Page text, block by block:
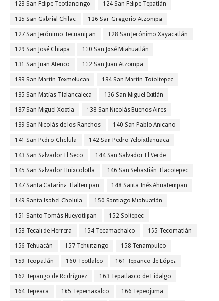
123 San Felipe Teotlancingo 124 San Felipe Tepatlán
125 San Gabriel Chilac 126 San Gregorio Atzompa
127 San Jerónimo Tecuanipan 128 San Jerónimo Xayacatlán
129 San José Chiapa 130 San José Miahuatlán
131 San Juan Atenco 132 San Juan Atzompa
133 San Martín Texmelucan 134 San Martín Totoltepec
135 San Matías Tlalancaleca 136 San Miguel Ixitlán
137 San Miguel Xoxtla 138 San Nicolás Buenos Aires
139 San Nicolás de los Ranchos 140 San Pablo Anicano
141 San Pedro Cholula 142 San Pedro Yeloixtlahuaca
143 San Salvador El Seco 144 San Salvador El Verde
145 San Salvador Huixcolotla 146 San Sebastián Tlacotepec
147 Santa Catarina Tlaltempan 148 Santa Inés Ahuatempan
149 Santa Isabel Cholula 150 Santiago Miahuatlán
151 Santo Tomás Hueyotlipan 152 Soltepec
153 Tecali de Herrera 154 Tecamachalco 155 Tecomatlán
156 Tehuacán 157 Tehuitzingo 158 Tenampulco
159 Teopatlán 160 Teotlalco 161 Tepanco de López
162 Tepango de Rodríguez 163 Tepatlaxco de Hidalgo
164 Tepeaca 165 Tepemaxalco 166 Tepeojuma